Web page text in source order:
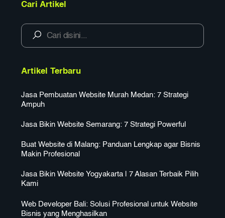
Cari Artikel
Artikel Terbaru
Jasa Pembuatan Website Murah Medan: 7 Strategi
Ampuh
Jasa Bikin Website Semarang: 7 Strategi Powerful
Buat Website di Malang: Panduan Lengkap agar Bisnis
Makin Profesional
Jasa Bikin Website Yogyakarta | 7 Alasan Terbaik Pilih
Kami
Web Developer Bali: Solusi Profesional untuk Website
Bisnis yang Menghasilkan